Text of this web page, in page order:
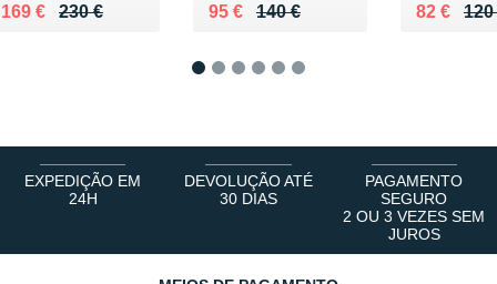
230 €
Au lieu de 230 €
169 €
Vendu 169 € 140 €
Au lieu de 140 €
95 €
Vendu 95 € 120
Au lieu
82 €
Vendu 82
EXPEDIÇÃO EM
24H
DEVOLUÇÃO ATÉ
30 DIAS
PAGAMENTO
SEGURO
2 OU 3 VEZES SEM
JUROS